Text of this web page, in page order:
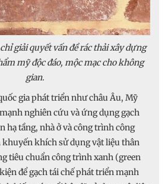
giải quyết vấn đề rác thải xây dựng
mỹ độc đáo, mộc mạc cho không
gian.
gia phát triển như châu Âu, Mỹ
nghiên cứu và ứng dụng gạch
hạ tầng, nhà ở và công trình công
khuyến khích sử dụng vật liệu thân
tiêu chuẩn công trình xanh (green
để gạch tái chế phát triển mạnh